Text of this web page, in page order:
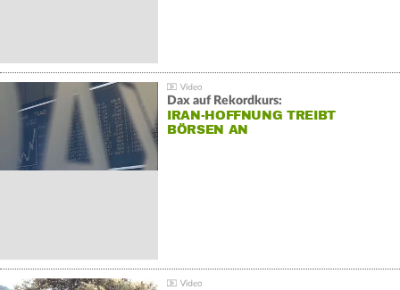
Dax auf Rekordkurs:
IRAN-HOFFNUNG TREIBT
BÖRSEN AN